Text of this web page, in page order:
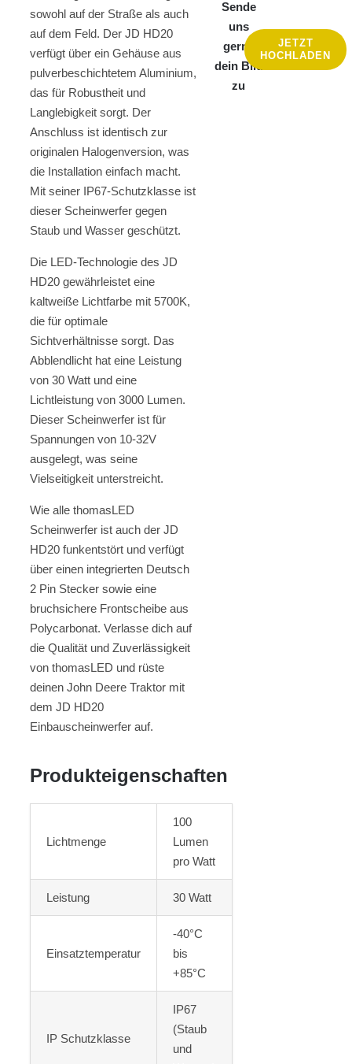
sowohl auf der Straße als auch
auf dem Feld. Der JD HD20
verfügt über ein Gehäuse aus
pulverbeschichtetem Aluminium,
das für Robustheit und
Langlebigkeit sorgt. Der
Anschluss ist identisch zur
originalen Halogenversion, was
die Installation einfach macht.
Mit seiner IP67-Schutzklasse ist
dieser Scheinwerfer gegen
Staub und Wasser geschützt.
Die LED-Technologie des JD
HD20 gewährleistet eine
kaltweiße Lichtfarbe mit 5700K,
die für optimale
Sichtverhältnisse sorgt. Das
Abblendlicht hat eine Leistung
von 30 Watt und eine
Lichtleistung von 3000 Lumen.
Dieser Scheinwerfer ist für
Spannungen von 10-32V
ausgelegt, was seine
Vielseitigkeit unterstreicht.
Wie alle thomasLED
Scheinwerfer ist auch der JD
HD20 funkentstört und verfügt
über einen integrierten Deutsch
2 Pin Stecker sowie eine
bruchsichere Frontscheibe aus
Polycarbonat. Verlasse dich auf
die Qualität und Zuverlässigkeit
von thomasLED und rüste
deinen John Deere Traktor mit
dem JD HD20
Einbauscheinwerfer auf.
Produkteigenschaften
Lichtmenge
100
Lumen
pro Watt
Leistung 30 Watt
Einsatztemperatur
-40°C
bis
+85°C
IP Schutzklasse
IP67
(Staub
und
Sende
uns
gerne
dein Bild
zu
JETZT
HOCHLADEN